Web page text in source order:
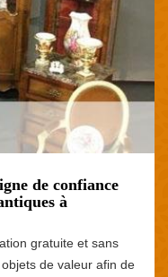
de confiance
à
gratuite et sans
de valeur afin de